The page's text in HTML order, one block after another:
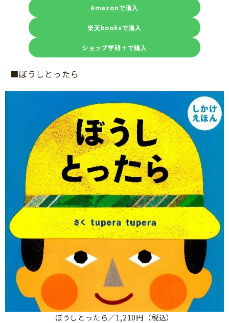
Amazonで購入
楽天booksで購入
ショップ学研＋で購入
■ぼうしとったら
ぼうしとったら／1,210円（税込）